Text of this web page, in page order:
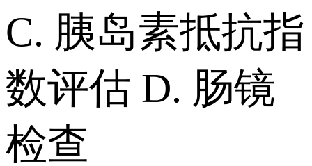
C. 胰岛素抵抗指
数评估 D. 肠镜
检查